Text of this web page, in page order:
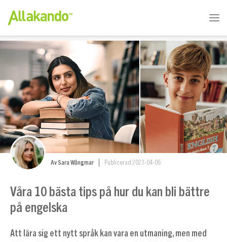
Av Sara Wångmar Publicerad 2023-04-06
Våra 10 bästa tips på hur du kan bli bättre
på engelska
Att lära sig ett nytt språk kan vara en utmaning, men med